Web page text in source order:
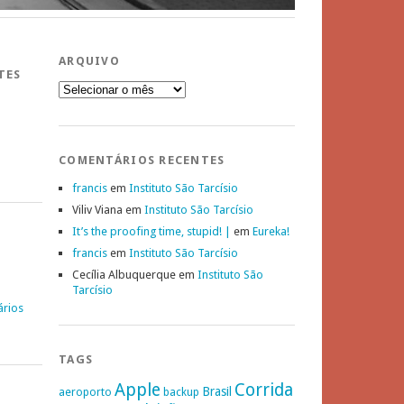
ARQUIVO
Arquivo
COMENTÁRIOS RECENTES
francis em Instituto São Tarcísio
Viliv Viana em Instituto São Tarcísio
It’s the proofing time, stupid! |
em Eureka!
francis em Instituto São Tarcísio
Cecília Albuquerque em Instituto São
Tarcísio
TAGS
aeroporto Apple backup Brasil Corrida